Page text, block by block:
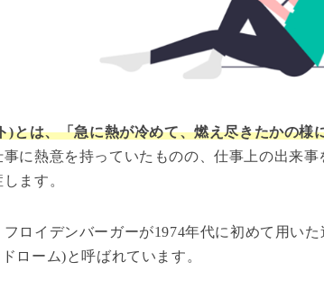
)とは、「急に熱が冷めて、燃え尽きたかの様
事に熱意を持っていたものの、仕事上の出来
ます。
ロイデンバーガーが1974年代に初めて用い
ローム)と呼ばれています。